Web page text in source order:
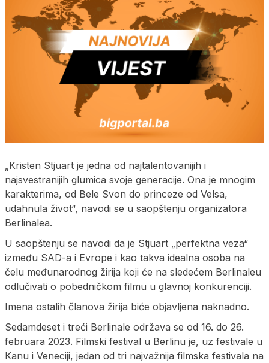
„Kristen Stjuart je jedna od najtalentovanijih i
najsvestranijih glumica svoje generacije. Ona je mnogim
karakterima, od Bele Svon do princeze od Velsa,
udahnula život“, navodi se u saopštenju organizatora
Berlinalea.
U saopštenju se navodi da je Stjuart „perfektna veza“
između SAD-a i Evrope i kao takva idealna osoba na
čelu međunarodnog žirija koji će na sledećem Berlinaleu
odlučivati o pobedničkom filmu u glavnoj konkurenciji.
Imena ostalih članova žirija biće objavljena naknadno.
Sedamdeset i treći Berlinale održava se od 16. do 26.
februara 2023. Filmski festival u Berlinu je, uz festivale u
Kanu i Veneciji, jedan od tri najvažnija filmska festivala na